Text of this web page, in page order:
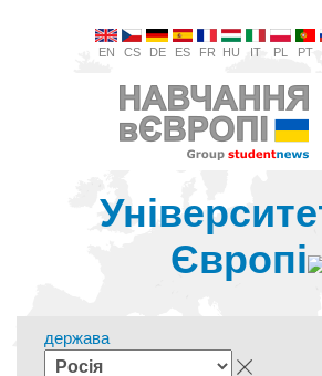
EN CS DE ES FR HU IT PL PT
Європі
держава